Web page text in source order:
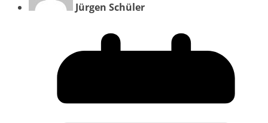
Jürgen Schüler